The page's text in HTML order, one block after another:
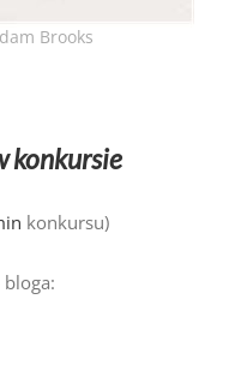
Brooks
konkursie
konkursu)
bloga: